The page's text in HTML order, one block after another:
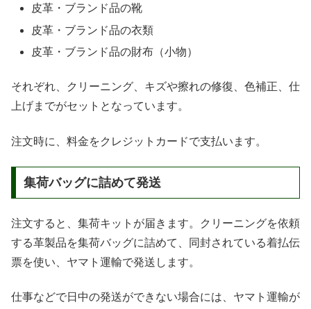
皮革・ブランド品の靴
皮革・ブランド品の衣類
皮革・ブランド品の財布（小物）
それぞれ、クリーニング、キズや擦れの修復、色補正、仕
上げまでがセットとなっています。
注文時に、料金をクレジットカードで支払います。
集荷バッグに詰めて発送
注文すると、集荷キットが届きます。クリーニングを依頼
する革製品を集荷バッグに詰めて、同封されている着払伝
票を使い、ヤマト運輸で発送します。
仕事などで日中の発送ができない場合には、ヤマト運輸が